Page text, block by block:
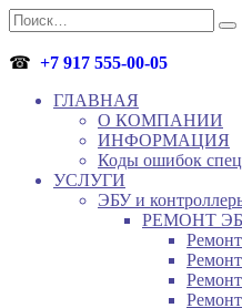
Перейти
к
содержанию
Search
for:
☎ +7 917 555-00-05
ГЛАВНАЯ
О КОМПАНИИ
ИНФОРМАЦИЯ
Коды ошибок
УСЛУГИ
ЭБУ и
РЕМОНТ